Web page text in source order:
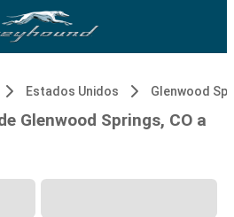
Estados Unidos Glenwood
Glenwood Springs, CO a